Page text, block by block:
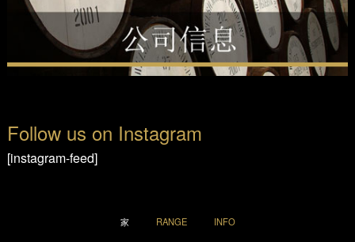
Follow us on Instagram
[instagram-feed]
家 RANGE INFO